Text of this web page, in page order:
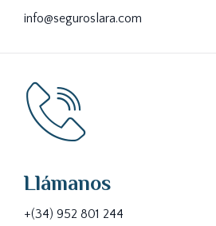
info@seguroslara.com
Llámanos
+(34) 952 801 244